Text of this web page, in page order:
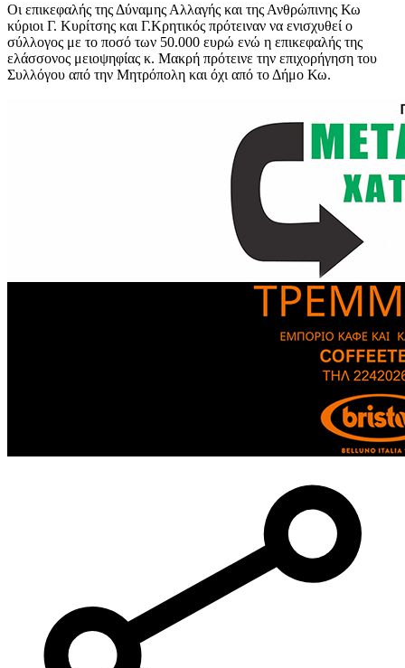
Οι επικεφαλής της Δύναμης Αλλαγής και της Ανθρώπινης Κω
κύριοι Γ. Κυρίτσης και Γ.Κρητικός πρότειναν να ενισχυθεί ο
σύλλογος με το ποσό των 50.000 ευρώ ενώ η επικεφαλής της
ελάσσονος μειοψηφίας κ. Μακρή πρότεινε την επιχορήγηση του
Συλλόγου από την Μητρόπολη και όχι από το Δήμο Κω.